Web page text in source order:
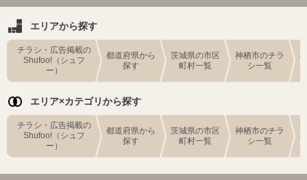
エリアから探す
チラシ・広告掲載の
Shufoo!（シュフ
ー）
都道府県から
探す
茨城県の市区
町村一覧
神栖市のチラ
シ一覧
エリア×カテゴリから探す
チラシ・広告掲載の
Shufoo!（シュフ
ー）
都道府県から
探す
茨城県の市区
町村一覧
神栖市のチラ
シ一覧